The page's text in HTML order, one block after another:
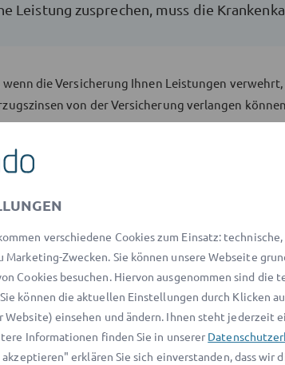
zusprechen, muss die
die Versicherung Ihnen Leistungen
von der Versicherung verlangen
verschiedene Cookies zum Einsatz:
Marketing-Zwecken. Sie können unsere Webseite
Cookies besuchen. Hiervon ausgenommen sind die
können die aktuellen Einstellungen durch Klicken
Website) einsehen und ändern. Ihnen steht jederzeit
Informationen finden Sie in unserer
erklären Sie sich einverstanden, dass wir